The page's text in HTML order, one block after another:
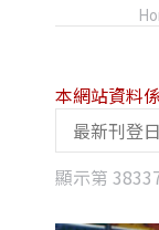
顯示第
本網站資料